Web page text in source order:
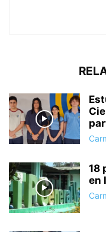
18
en